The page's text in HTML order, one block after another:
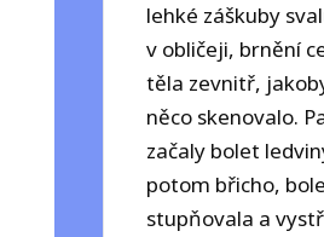
lehké záškuby
v obličeji, brnění
těla zevnitř,
něco skenovalo.
začaly bolet
potom břicho,
stupňovala a